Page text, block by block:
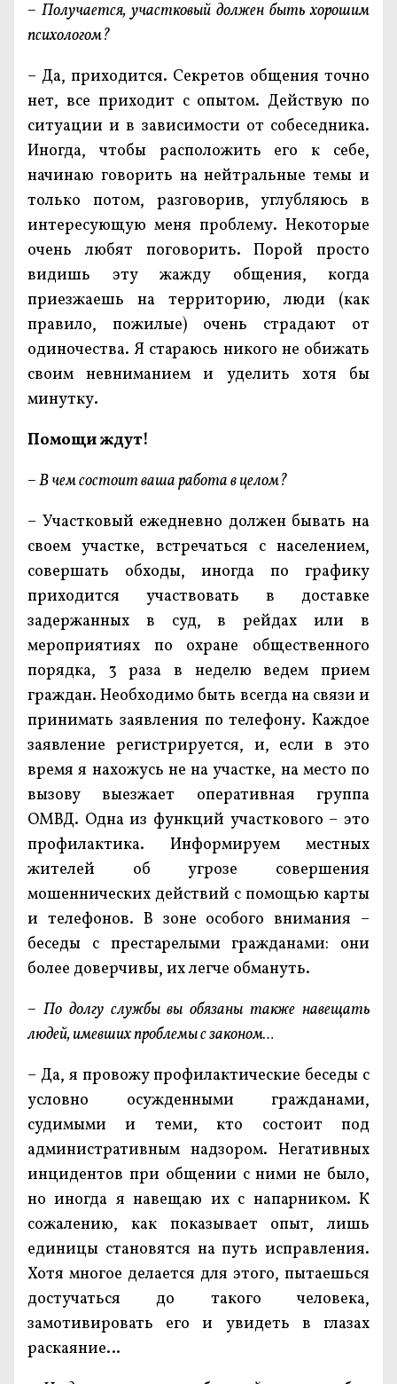
– Получается, участковый должен быть хорошим
психологом?
– Да, приходится. Секретов общения точно
нет, все приходит с опытом. Действую по
ситуации и в зависимости от собеседника.
Иногда, чтобы расположить его к себе,
начинаю говорить на нейтральные темы и
только потом, разговорив, углубляюсь в
интересующую меня проблему. Некоторые
очень любят поговорить. Порой просто
видишь эту жажду общения, когда
приезжаешь на территорию, люди (как
правило, пожилые) очень страдают от
одиночества. Я стараюсь никого не обижать
своим невниманием и уделить хотя бы
минутку.
Помощи ждут!
– В чем состоит ваша работа в целом?
– Участковый ежедневно должен бывать на
своем участке, встречаться с населением,
совершать обходы, иногда по графику
приходится участвовать в доставке
задержанных в суд, в рейдах или в
мероприятиях по охране общественного
порядка, 3 раза в неделю ведем прием
граждан. Необходимо быть всегда на связи и
принимать заявления по телефону. Каждое
заявление регистрируется, и, если в это
время я нахожусь не на участке, на место по
вызову выезжает оперативная группа
ОМВД. Одна из функций участкового – это
профилактика. Информируем местных
жителей об угрозе совершения
мошеннических действий с помощью карты
и телефонов. В зоне особого внимания –
беседы с престарелыми гражданами: они
более доверчивы, их легче обмануть.
– По долгу службы вы обязаны также навещать
людей, имевших проблемы с законом…
– Да, я провожу профилактические беседы с
условно осужденными гражданами,
судимыми и теми, кто состоит под
административным надзором. Негативных
инцидентов при общении с ними не было,
но иногда я навещаю их с напарником. К
сожалению, как показывает опыт, лишь
единицы становятся на путь исправления.
Хотя многое делается для этого, пытаешься
достучаться до такого человека,
замотивировать его и увидеть в глазах
раскаяние…